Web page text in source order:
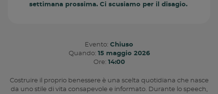
settimana prossima. Ci scusiamo per il disagio.
Evento: Chiuso
Quando: 15 maggio 2026
Ore: 14:00
Costruire il proprio benessere è una scelta quotidiana che nasce
da uno stile di vita consapevole e informato. Durante lo speech,